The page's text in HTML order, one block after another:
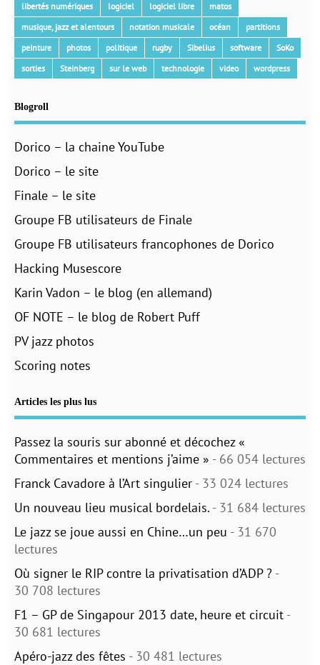
libertés numériques
logiciel logiciel libre
matos
musique, jazz et alentours
notation musicale océan
partitions
peinture
photos politique rugby Sibelius software
SoKo
sorties
Steinberg sur le web technologie video wordpress
Blogroll
Dorico – la chaine YouTube
Dorico – le site
Finale – le site
Groupe FB utilisateurs de Finale
Groupe FB utilisateurs francophones de Dorico
Hacking Musescore
Karin Vadon – le blog (en allemand)
OF NOTE – le blog de Robert Puff
PV jazz photos
Scoring notes
Articles les plus lus
Passez la souris sur abonné et décochez «
Commentaires et mentions j’aime » - 66 054 lectures
Franck Cavadore à l’Art singulier - 33 024 lectures
Un nouveau lieu musical bordelais. - 31 684 lectures
Le jazz se joue aussi en Chine…un peu - 31 670
lectures
Où signer le RIP contre la privatisation d’ADP ? -
30 708 lectures
F1 – GP de Singapour 2013 date, heure et circuit -
30 681 lectures
Apéro-jazz des fêtes - 30 481 lectures